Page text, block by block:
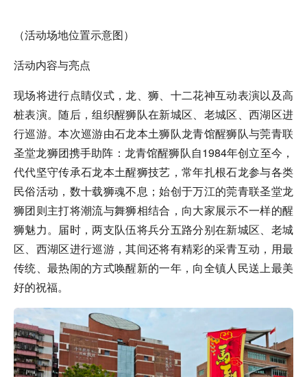
（活动场地位置示意图）
活动内容与亮点
现场将进行点睛仪式，龙、狮、十二花神互动表演以及高
桩表演。随后，组织醒狮队在新城区、老城区、西湖区进
行巡游。本次巡游由石龙本土狮队龙青馆醒狮队与莞青联
圣堂龙狮团携手助阵：龙青馆醒狮队自1984年创立至今，
代代坚守传承石龙本土醒狮技艺，常年扎根石龙参与各类
民俗活动，数十载狮魂不息；始创于万江的莞青联圣堂龙
狮团则主打将潮流与舞狮相结合，向大家展示不一样的醒
狮魅力。届时，两支队伍将兵分五路分别在新城区、老城
区、西湖区进行巡游，其间还将有精彩的采青互动，用最
传统、最热闹的方式唤醒新的一年，向全镇人民送上最美
好的祝福。